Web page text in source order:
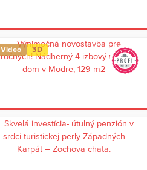
Video 3D